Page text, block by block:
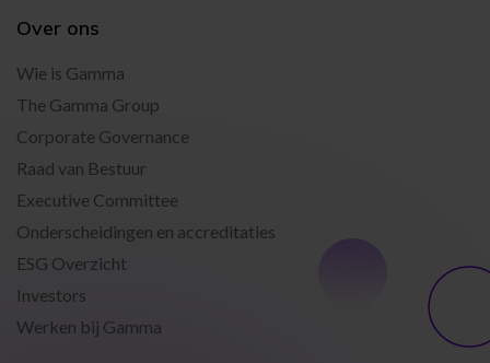
Over ons
Wie is Gamma
The Gamma Group
Corporate Governance
Raad van Bestuur
Executive Committee
Onderscheidingen en accreditaties
ESG Overzicht
Investors
Werken bij Gamma